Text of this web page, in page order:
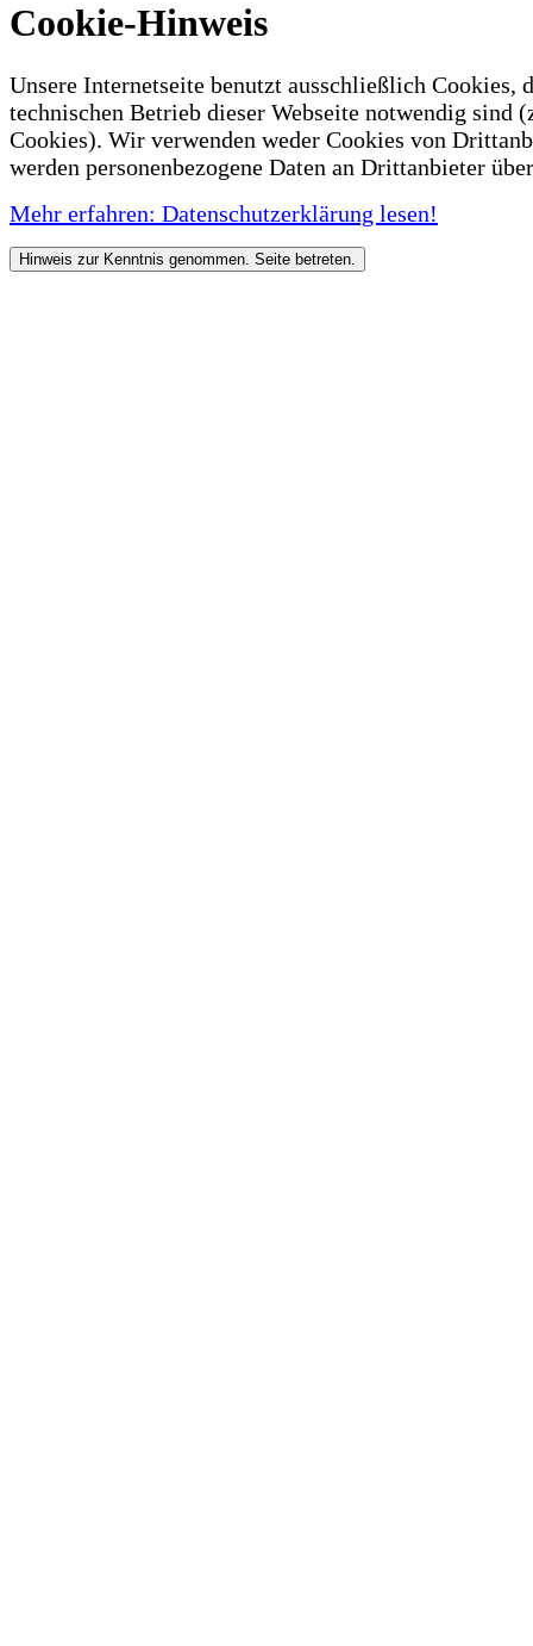
Cookie-Hinweis
Unsere Internetseite benutzt ausschließlich Cookies,
technischen Betrieb dieser Webseite notwendig sind
Cookies). Wir verwenden weder Cookies von
werden personenbezogene Daten an Drittanbieter
Mehr erfahren: Datenschutzerklärung lesen!
Hinweis zur Kenntnis genommen. Seite betreten.